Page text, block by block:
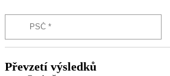
Převzetí výsledků